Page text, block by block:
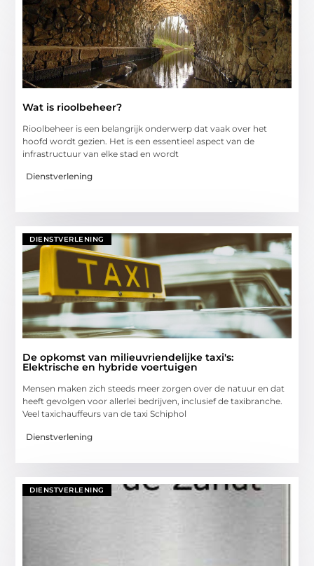
Wat is rioolbeheer?
Rioolbeheer is een belangrijk onderwerp dat vaak over het
hoofd wordt gezien. Het is een essentieel aspect van de
infrastructuur van elke stad en wordt
Dienstverlening
DIENSTVERLENING
De opkomst van milieuvriendelijke taxi's:
Elektrische en hybride voertuigen
Mensen maken zich steeds meer zorgen over de natuur en dat
heeft gevolgen voor allerlei bedrijven, inclusief de taxibranche.
Veel taxichauffeurs van de taxi Schiphol
Dienstverlening
DIENSTVERLENING